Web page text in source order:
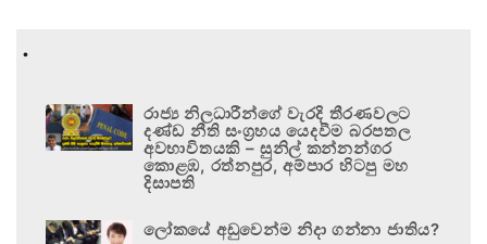
.
රාජ්‍ය නිලධාරීන්ගේ වැරදි තීරණවලට
දණ්ඩ නීති සංග්‍රහය යෙදවීම බරපතල
අවභාවිතයකි – සුනිල් කන්නන්ගර
කොළඹ, රත්නපුර, අම්පාර හිටපු මහ
දිසාපති
ලෝකයේ අඩුවෙන්ම නිදා ගන්නා ජාතිය?